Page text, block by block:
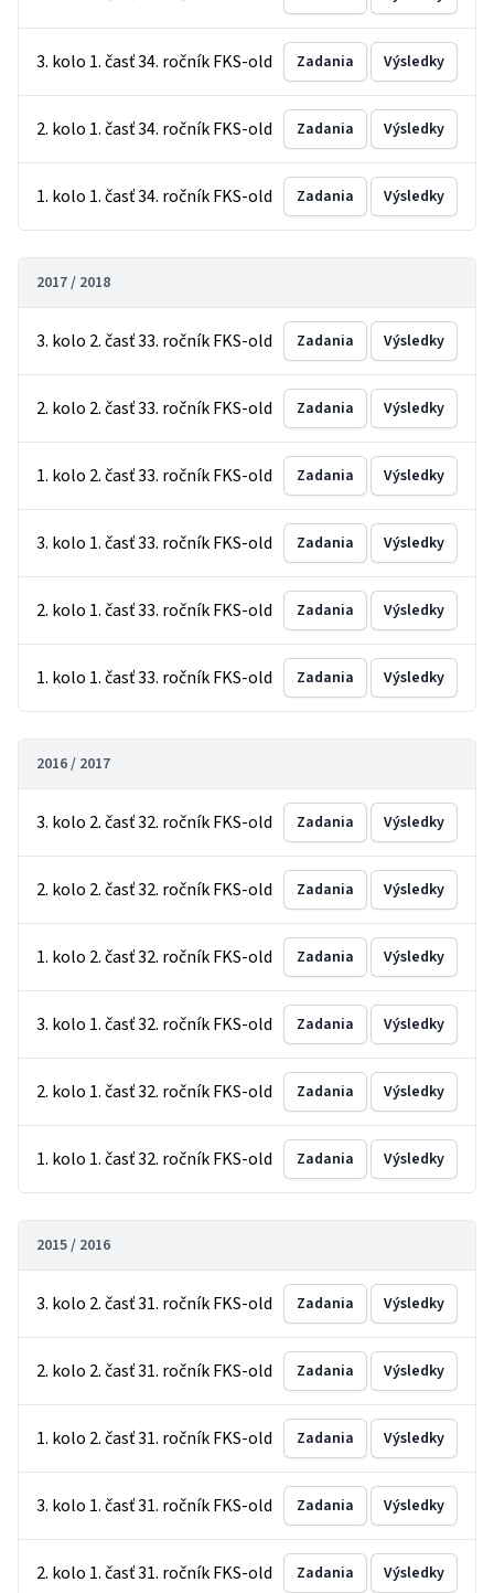
3. kolo 1. časť 34. ročník FKS-old Zadania Výsledky
2. kolo 1. časť 34. ročník FKS-old Zadania Výsledky
1. kolo 1. časť 34. ročník FKS-old Zadania Výsledky
2017 / 2018
3. kolo 2. časť 33. ročník FKS-old Zadania Výsledky
2. kolo 2. časť 33. ročník FKS-old Zadania Výsledky
1. kolo 2. časť 33. ročník FKS-old Zadania Výsledky
3. kolo 1. časť 33. ročník FKS-old Zadania Výsledky
2. kolo 1. časť 33. ročník FKS-old Zadania Výsledky
1. kolo 1. časť 33. ročník FKS-old Zadania Výsledky
2016 / 2017
3. kolo 2. časť 32. ročník FKS-old Zadania Výsledky
2. kolo 2. časť 32. ročník FKS-old Zadania Výsledky
1. kolo 2. časť 32. ročník FKS-old Zadania Výsledky
3. kolo 1. časť 32. ročník FKS-old Zadania Výsledky
2. kolo 1. časť 32. ročník FKS-old Zadania Výsledky
1. kolo 1. časť 32. ročník FKS-old Zadania Výsledky
2015 / 2016
3. kolo 2. časť 31. ročník FKS-old Zadania Výsledky
2. kolo 2. časť 31. ročník FKS-old Zadania Výsledky
1. kolo 2. časť 31. ročník FKS-old Zadania Výsledky
3. kolo 1. časť 31. ročník FKS-old Zadania Výsledky
2. kolo 1. časť 31. ročník FKS-old Zadania Výsledky